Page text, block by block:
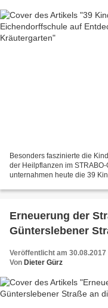
Besonders faszinierte die
der Heilpflanzen im
unternahmen heute die 39
Erneuerung der
Veröffentlicht am 30.08.2017
Von Dieter Gürz